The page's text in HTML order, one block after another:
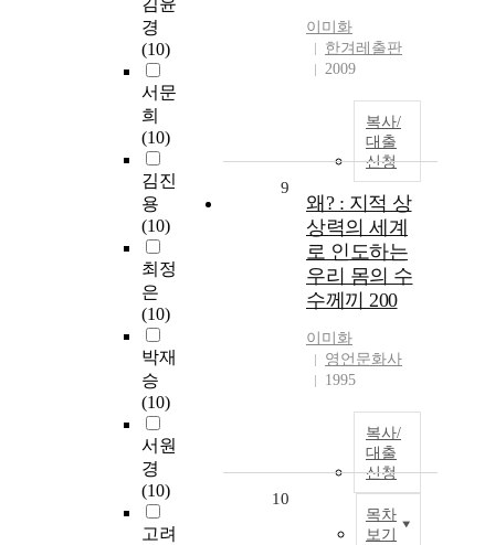
김윤
경
(10)
서문
희
(10)
김진
용
(10)
최정
은
(10)
박재
승
(10)
서원
경
(10)
고려
이미화
한겨레출판
2009
복사/
대출
신청
9
왜? : 지적 상
상력의 세계
로 인도하는
우리 몸의 수
수께끼 200
이미화
영언문화사
1995
복사/
대출
신청
목차
보기
10